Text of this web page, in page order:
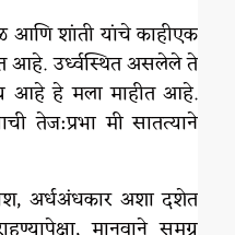
आणि शांती यांचे काहीएक
आहे. उर्ध्वस्थित असलेले ते
आहे हे मला माहीत आहे.
तेज:प्रभा मी सातत्याने
अर्धअंधकार अशा दशेत